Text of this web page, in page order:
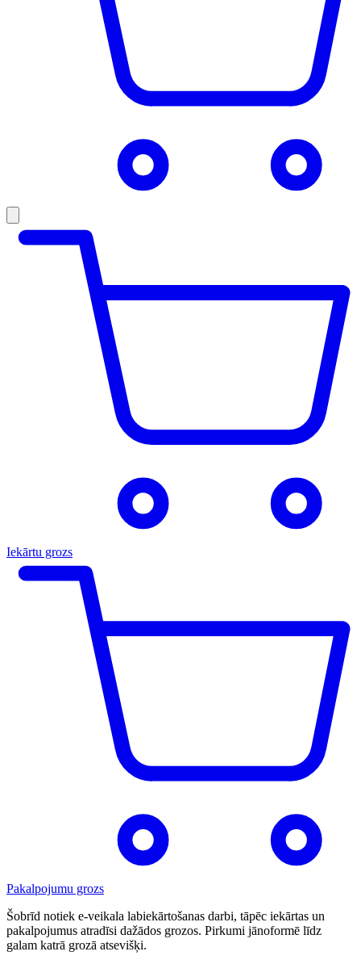
Iekārtu grozs
Pakalpojumu grozs
Šobrīd notiek e-veikala labiekārtošanas darbi, tāpēc iekārtas un
pakalpojumus atradīsi dažādos grozos. Pirkumi jānoformē līdz
galam katrā grozā atsevišķi.